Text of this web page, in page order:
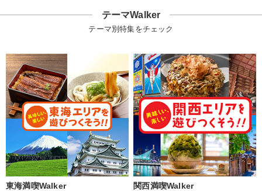
テーマWalker
テーマ別特集をチェック
東海満喫Walker 関西満喫Walker